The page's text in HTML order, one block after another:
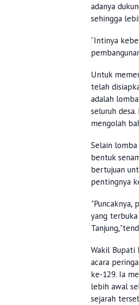
adanya
sehingga
“Intinya
Untuk
telah
adalah
seluruh
mengolah
Selain
bentuk
bertujuan
pentingnya
"Puncaknya,
yang
Wakil Bupati
acara
ke-129. Ia
lebih awal
sejarah